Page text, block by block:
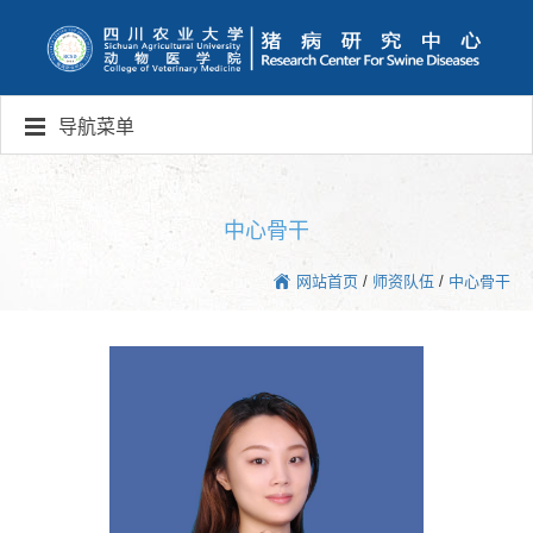
导航菜单
中心骨干
网站首页/ 师资队伍 / 中心骨干